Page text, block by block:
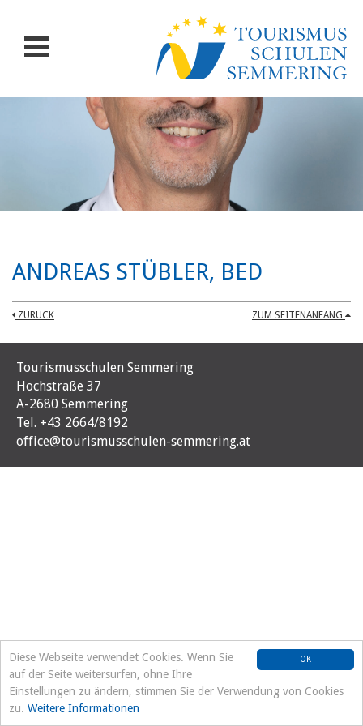
OK
Diese Webseite verwendet Cookies. Wenn Sie
auf der Seite weitersurfen, ohne Ihre
Einstellungen zu ändern, stimmen Sie der Verwendung von Cookies
zu. Weitere Informationen
ANDREAS STÜBLER, BED
ZURÜCK ZUM SEITENANFANG
Tourismusschulen Semmering
Hochstraße 37
A-2680 Semmering
Tel. +43 2664/8192
office@tourismusschulen-semmering.at